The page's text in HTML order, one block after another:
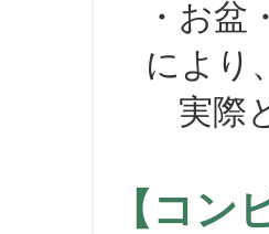
・お盆
により
実際と
【コン